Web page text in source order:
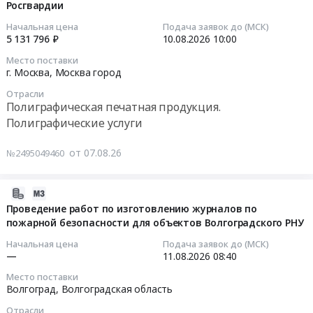
Росгвардии
Начальная цена
5 131 796 ₽
Подача заявок до (МСК)
10.08.2026 10:00
Место поставки
г. Москва, Москва город
Отрасли
Полиграфическая печатная продукция.
Полиграфические услуги
№2495049460 от 07.08.26
Проведение работ по изготовлению журналов по
пожарной безопасности для объектов Волгоградского РНУ
Начальная цена
—
Подача заявок до (МСК)
11.08.2026 08:40
Место поставки
Волгоград, Волгоградская область
Отрасли